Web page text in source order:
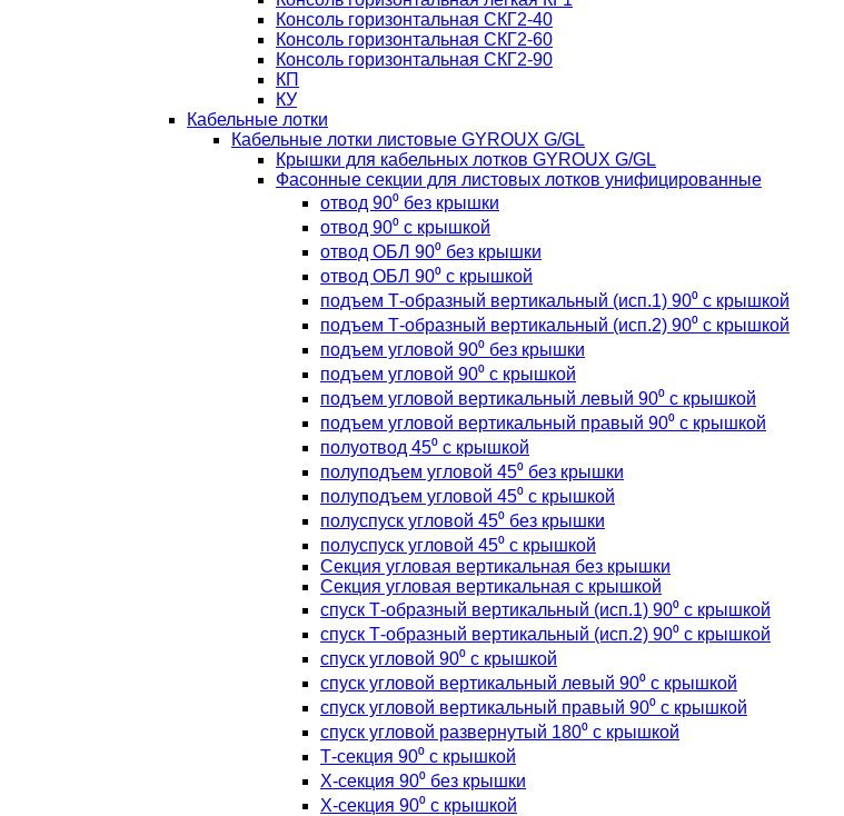
Консоль горизонтальная СКГ2-40
Консоль горизонтальная СКГ2-60
Консоль горизонтальная СКГ2-90
КП
КУ
Кабельные лотки
Кабельные лотки листовые GYROUX G/GL
Крышки для кабельных лотков GYROUX G/GL
Фасонные секции для листовых лотков унифицированные
отвод 90⁰ без крышки
отвод 90⁰ с крышкой
отвод ОБЛ 90⁰ без крышки
отвод ОБЛ 90⁰ с крышкой
подъем Т-образный вертикальный (исп.1) 90⁰ с крышкой
подъем Т-образный вертикальный (исп.2) 90⁰ с крышкой
подъем угловой 90⁰ без крышки
подъем угловой 90⁰ с крышкой
подъем угловой вертикальный левый 90⁰ с крышкой
подъем угловой вертикальный правый 90⁰ с крышкой
полуотвод 45⁰ с крышкой
полуподъем угловой 45⁰ без крышки
полуподъем угловой 45⁰ с крышкой
полуспуск угловой 45⁰ без крышки
полуспуск угловой 45⁰ с крышкой
Секция угловая вертикальная без крышки
Секция угловая вертикальная с крышкой
спуск Т-образный вертикальный (исп.1) 90⁰ с крышкой
спуск Т-образный вертикальный (исп.2) 90⁰ с крышкой
спуск угловой 90⁰ с крышкой
спуск угловой вертикальный левый 90⁰ с крышкой
спуск угловой вертикальный правый 90⁰ с крышкой
спуск угловой развернутый 180⁰ с крышкой
Т-секция 90⁰ с крышкой
Х-секция 90⁰ без крышки
Х-секция 90⁰ с крышкой